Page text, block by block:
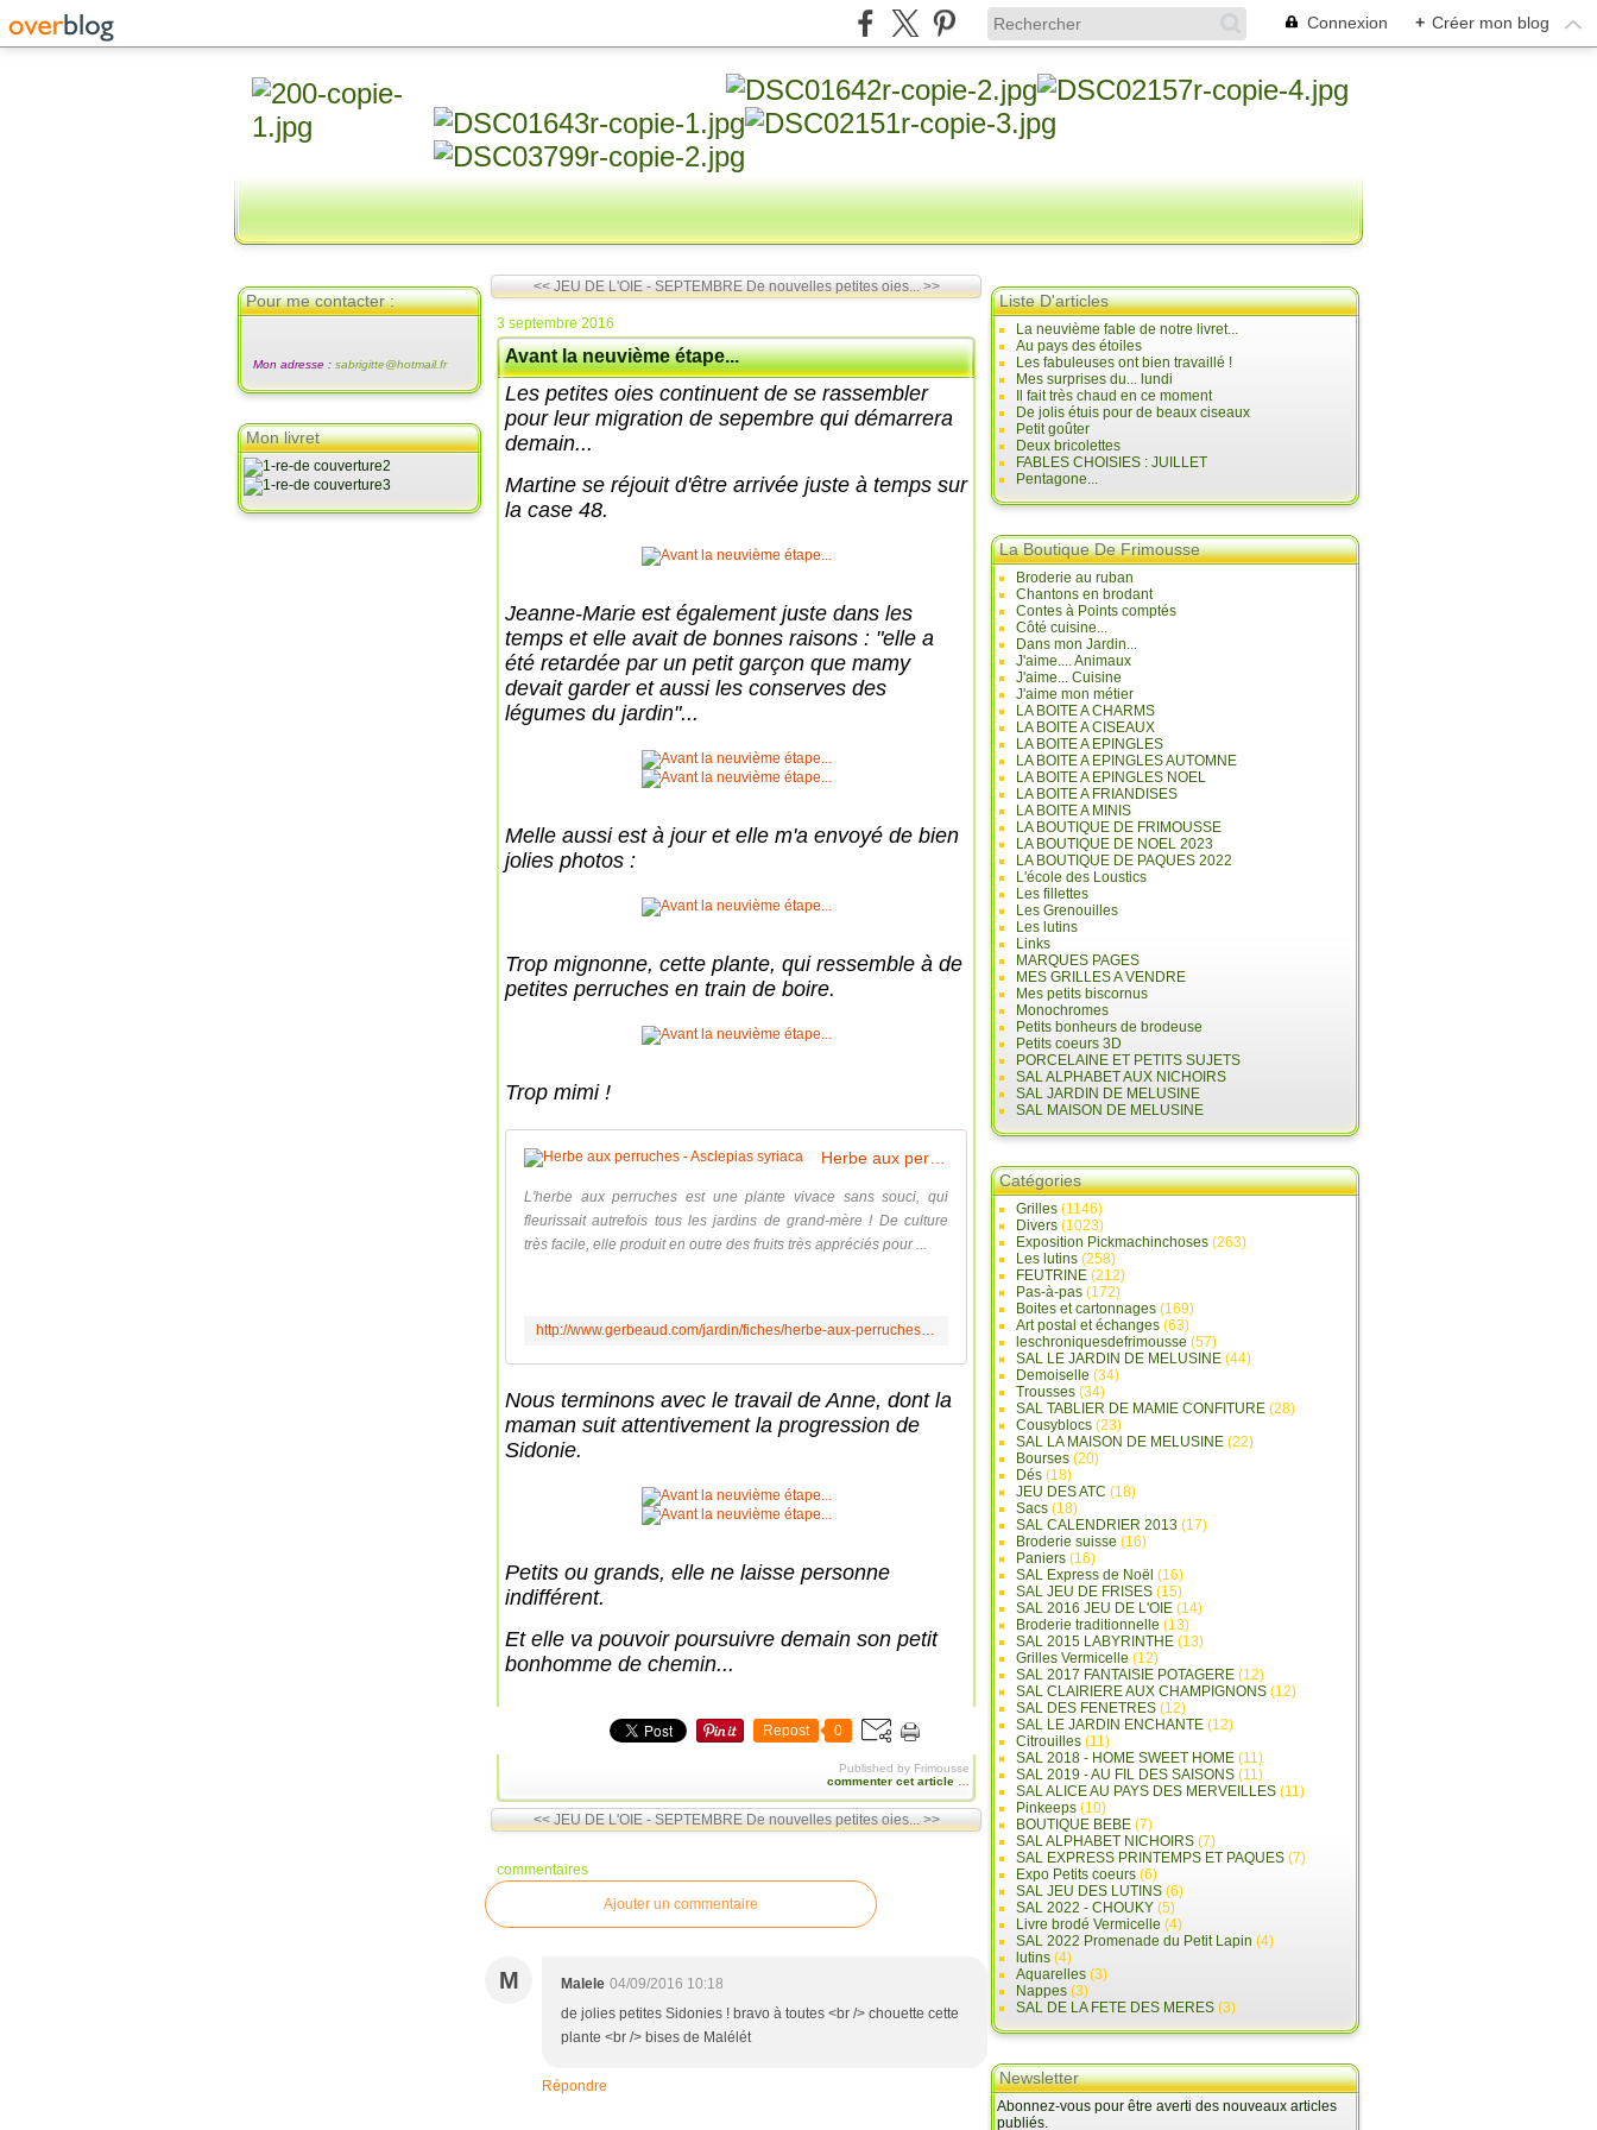
Connexion + Créer mon blog
Pour me contacter :
Mon adresse : sabrigitte@hotmail.fr
Mon livret
<< JEU DE L'OIE - SEPTEMBRE De nouvelles petites oies... >>
3 septembre 2016
Avant la neuvième étape...
Les petites oies continuent de se rassembler
pour leur migration de sepembre qui démarrera
demain...
Martine se réjouit d'être arrivée juste à temps sur
la case 48.
Jeanne-Marie est également juste dans les
temps et elle avait de bonnes raisons : "elle a
été retardée par un petit garçon que mamy
devait garder et aussi les conserves des
légumes du jardin"...
Melle aussi est à jour et elle m'a envoyé de bien
jolies photos :
Trop mignonne, cette plante, qui ressemble à de
petites perruches en train de boire.
Trop mimi !
L'herbe aux perruches est une plante vivace sans souci, qui
fleurissait autrefois tous les jardins de grand-mère ! De culture
très facile, elle produit en outre des fruits très appréciés pour ...
http://www.gerbeaud.com/jardin/fiches/herbe-aux-perruches-asclepias-cornuti.php
Nous terminons avec le travail de Anne, dont la
maman suit attentivement la progression de
Sidonie.
Petits ou grands, elle ne laisse personne
indifférent.
Et elle va pouvoir poursuivre demain son petit
bonhomme de chemin...
Repost 0
Published by Frimousse
commenter cet article
<< JEU DE L'OIE - SEPTEMBRE De nouvelles petites oies... >>
commentaires
Ajouter un commentaire
M Malele 04/09/2016 10:18
de jolies petites Sidonies ! bravo à toutes <br /> chouette cette
plante <br /> bises de Malélét
Répondre
Liste D'articles
La neuvième fable de notre livret...
Au pays des étoiles
Les fabuleuses ont bien travaillé !
Mes surprises du... lundi
Il fait très chaud en ce moment
De jolis étuis pour de beaux ciseaux
Petit goûter
Deux bricolettes
FABLES CHOISIES : JUILLET
Pentagone...
La Boutique De Frimousse
Broderie au ruban
Chantons en brodant
Contes à Points comptés
Côté cuisine...
Dans mon Jardin...
J'aime.... Animaux
J'aime... Cuisine
J'aime mon métier
LA BOITE A CHARMS
LA BOITE A CISEAUX
LA BOITE A EPINGLES
LA BOITE A EPINGLES AUTOMNE
LA BOITE A EPINGLES NOEL
LA BOITE A FRIANDISES
LA BOITE A MINIS
LA BOUTIQUE DE FRIMOUSSE
LA BOUTIQUE DE NOEL 2023
LA BOUTIQUE DE PAQUES 2022
L'école des Loustics
Les fillettes
Les Grenouilles
Les lutins
Links
MARQUES PAGES
MES GRILLES A VENDRE
Mes petits biscornus
Monochromes
Petits bonheurs de brodeuse
Petits coeurs 3D
PORCELAINE ET PETITS SUJETS
SAL ALPHABET AUX NICHOIRS
SAL JARDIN DE MELUSINE
SAL MAISON DE MELUSINE
Catégories
Grilles (1146)
Divers (1023)
Exposition Pickmachinchoses (263)
Les lutins (258)
FEUTRINE (212)
Pas-à-pas (172)
Boites et cartonnages (169)
Art postal et échanges (63)
leschroniquesdefrimousse (57)
SAL LE JARDIN DE MELUSINE (44)
Demoiselle (34)
Trousses (34)
SAL TABLIER DE MAMIE CONFITURE (28)
Cousyblocs (23)
SAL LA MAISON DE MELUSINE (22)
Bourses (20)
Dés (18)
JEU DES ATC (18)
Sacs (18)
SAL CALENDRIER 2013 (17)
Broderie suisse (16)
Paniers (16)
SAL Express de Noël (16)
SAL JEU DE FRISES (15)
SAL 2016 JEU DE L'OIE (14)
Broderie traditionnelle (13)
SAL 2015 LABYRINTHE (13)
Grilles Vermicelle (12)
SAL 2017 FANTAISIE POTAGERE (12)
SAL CLAIRIERE AUX CHAMPIGNONS (12)
SAL DES FENETRES (12)
SAL LE JARDIN ENCHANTE (12)
Citrouilles (11)
SAL 2018 - HOME SWEET HOME (11)
SAL 2019 - AU FIL DES SAISONS (11)
SAL ALICE AU PAYS DES MERVEILLES (11)
Pinkeeps (10)
BOUTIQUE BEBE (7)
SAL ALPHABET NICHOIRS (7)
SAL EXPRESS PRINTEMPS ET PAQUES (7)
Expo Petits coeurs (6)
SAL JEU DES LUTINS (6)
SAL 2022 - CHOUKY (5)
Livre brodé Vermicelle (4)
SAL 2022 Promenade du Petit Lapin (4)
lutins (4)
Aquarelles (3)
Nappes (3)
SAL DE LA FETE DES MERES (3)
Newsletter
Abonnez-vous pour être averti des nouveaux articles
publiés.